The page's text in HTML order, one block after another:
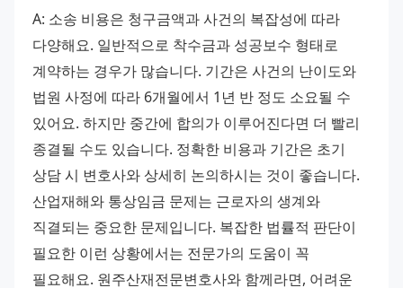
A: 소송 비용은 청구금액과 사건의 복잡성에 따라
다양해요. 일반적으로 착수금과 성공보수 형태로
계약하는 경우가 많습니다. 기간은 사건의 난이도와
법원 사정에 따라 6개월에서 1년 반 정도 소요될 수
있어요. 하지만 중간에 합의가 이루어진다면 더 빨리
종결될 수도 있습니다. 정확한 비용과 기간은 초기
상담 시 변호사와 상세히 논의하시는 것이 좋습니다.
산업재해와 통상임금 문제는 근로자의 생계와
직결되는 중요한 문제입니다. 복잡한 법률적 판단이
필요한 이런 상황에서는 전문가의 도움이 꼭
필요해요. 원주산재전문변호사와 함께라면, 어려운